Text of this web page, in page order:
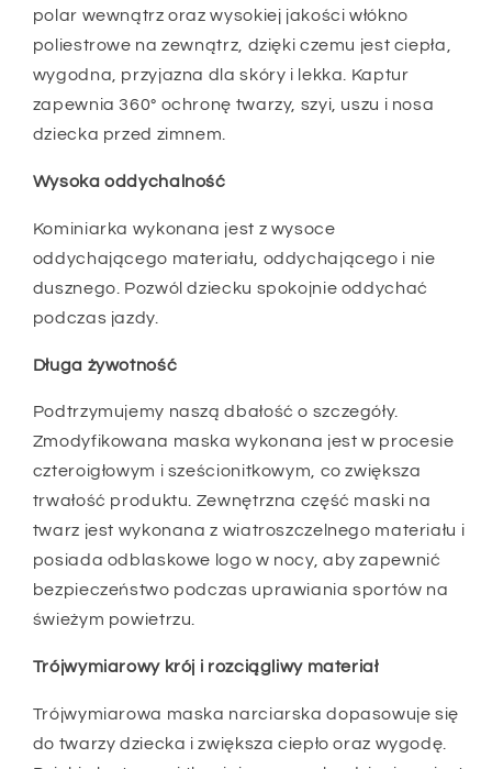
polar wewnątrz oraz wysokiej jakości włókno
poliestrowe na zewnątrz, dzięki czemu jest ciepła,
wygodna, przyjazna dla skóry i lekka. Kaptur
zapewnia 360° ochronę twarzy, szyi, uszu i nosa
dziecka przed zimnem.
Wysoka oddychalność
Kominiarka wykonana jest z wysoce
oddychającego materiału, oddychającego i nie
dusznego. Pozwól dziecku spokojnie oddychać
podczas jazdy.
Długa żywotność
Podtrzymujemy naszą dbałość o szczegóły.
Zmodyfikowana maska ​​wykonana jest w procesie
czteroigłowym i sześcionitkowym, co zwiększa
trwałość produktu. Zewnętrzna część maski na
twarz jest wykonana z wiatroszczelnego materiału i
posiada odblaskowe logo w nocy, aby zapewnić
bezpieczeństwo podczas uprawiania sportów na
świeżym powietrzu.
Trójwymiarowy krój i rozciągliwy materiał
Trójwymiarowa maska ​​narciarska dopasowuje się
do twarzy dziecka i zwiększa ciepło oraz wygodę.